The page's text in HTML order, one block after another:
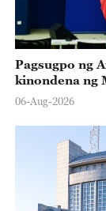
Pagsugpo ng
kinondena ng
06-Aug-2026